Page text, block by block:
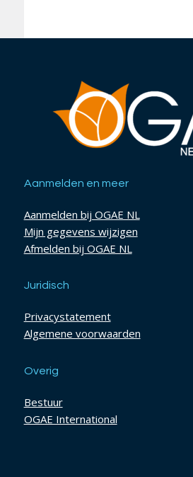
Aanmelden en meer
Aanmelden bij OGAE NL
Mijn gegevens wijzigen
Afmelden bij OGAE NL
Juridisch
Privacystatement
Algemene voorwaarden
Overig
Bestuur
OGAE International